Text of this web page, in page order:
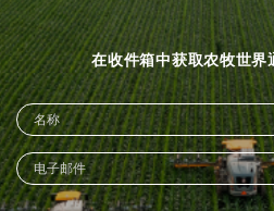
在收件箱中获取农牧世界